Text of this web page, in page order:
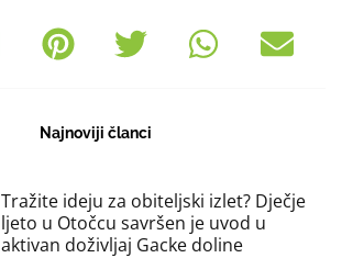
Najnoviji članci
Tražite ideju za obiteljski izlet? Dječje
ljeto u Otočcu savršen je uvod u
aktivan doživljaj Gacke doline